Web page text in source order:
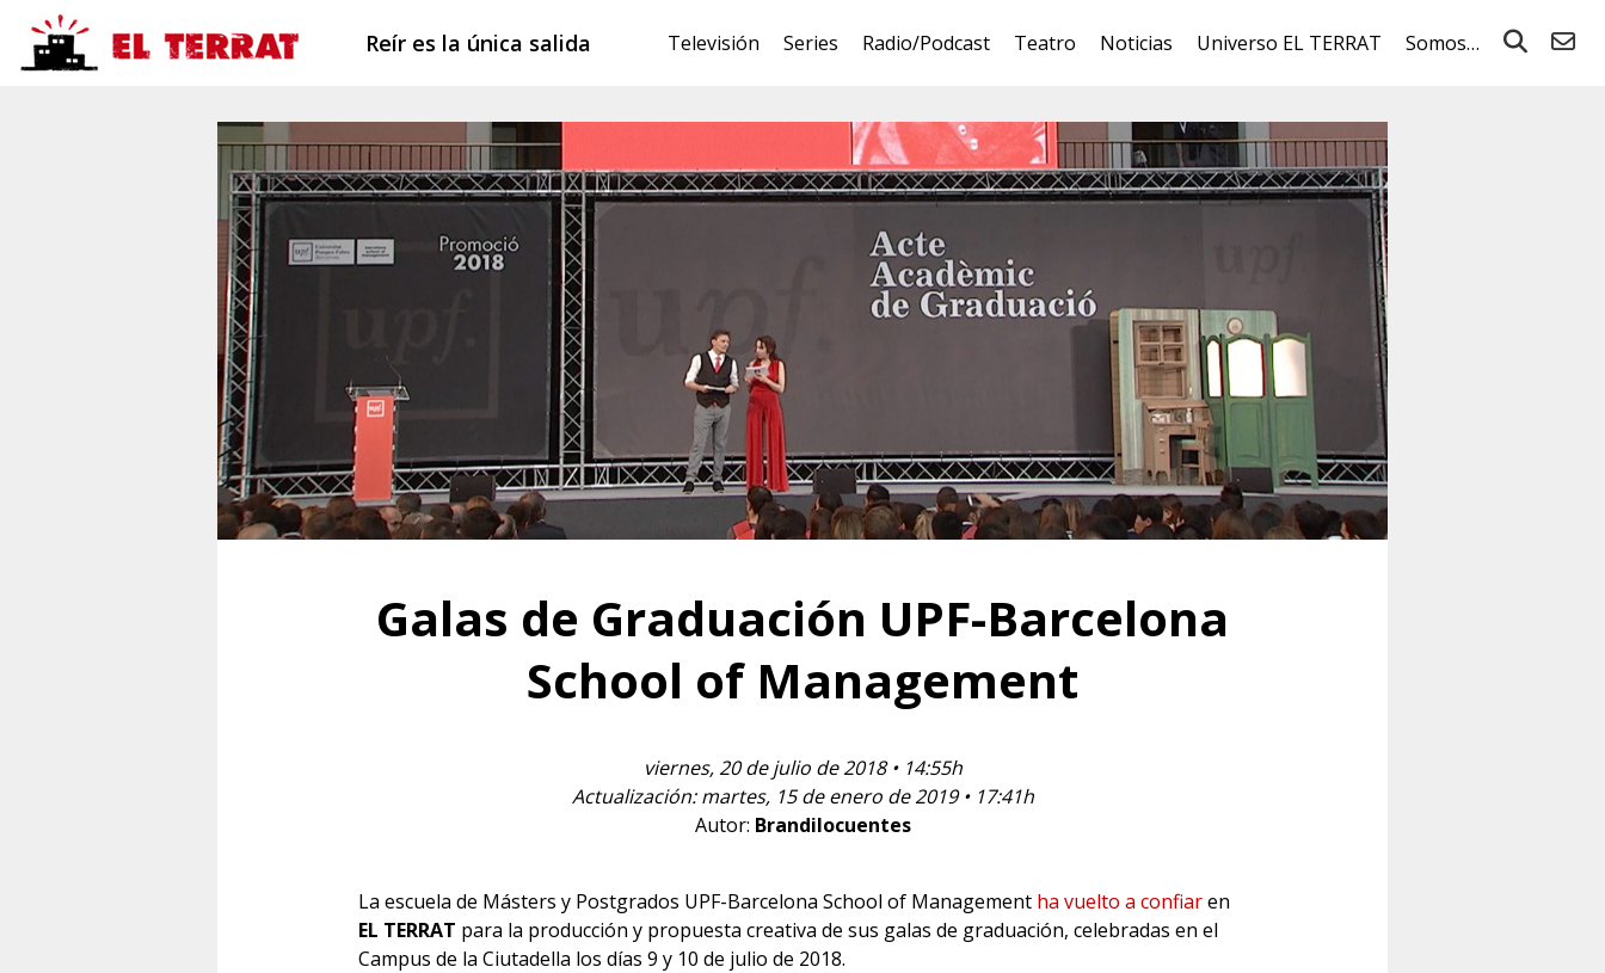
Reír es la única salida Televisión Series Radio/Podcast Teatro Noticias Universo EL TERRAT Somos…
Galas de Graduación UPF-Barcelona
School of Management
viernes, 20 de julio de 2018 • 14:55h
Actualización: martes, 15 de enero de 2019 • 17:41h
Autor: Brandilocuentes
La escuela de Másters y Postgrados UPF-Barcelona School of Management ha vuelto a confiaren
EL TERRAT para la producción y propuesta creativa de sus galas de graduación, celebradas en el
Campus de la Ciutadella los días 9 y 10 de julio de 2018.